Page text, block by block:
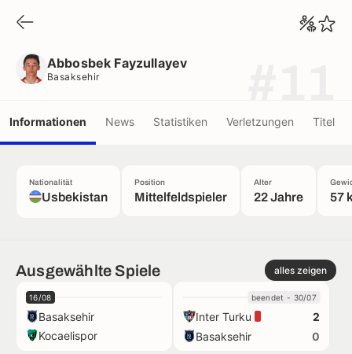
Abbosbek Fayzullayev
Basaksehir
Informationen News Statistiken Verletzungen Titel
Nationalität
Usbekistan
Position
Mittelfeldspieler
Alter
22 Jahre 57
Ausgewählte Spiele alles zeigen
16/08
Basaksehir
Kocaelispor
beendet - 30/07
Inter Turku
2
Basaksehir
0